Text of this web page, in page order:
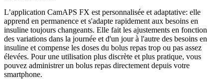
L’application CamAPS FX est personnalisée et adaptative: elle
apprend en permanence et s'adapte rapidement aux besoins en
insuline toujours changeants. Elle fait les ajustements en fonction
des variations dans la journée et d'un jour à l'autre des besoins en
insuline et compense les doses du bolus repas trop ou pas assez
élevées. Pour une utilisation plus discrète et plus pratique, vous
pouvez administrer un bolus repas directement depuis votre
smartphone.